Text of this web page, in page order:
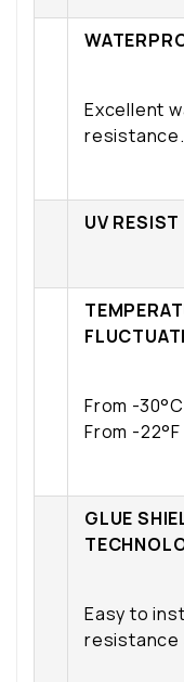
Excellent
resistance.
UV RESIST
From -
From -22°F
GLUE
Easy to
resistance